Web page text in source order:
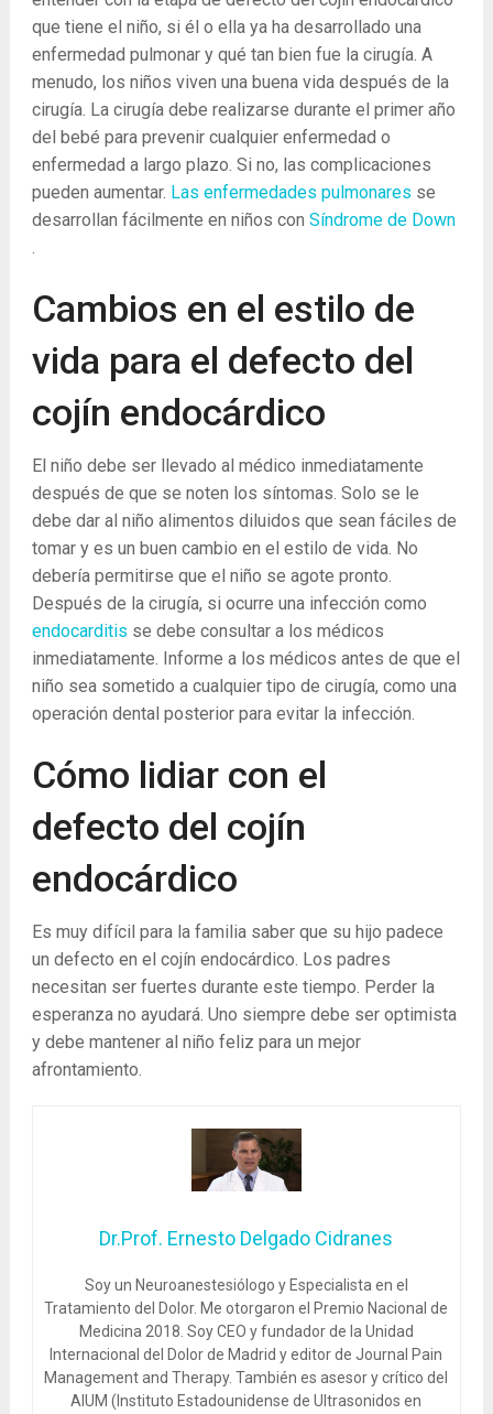
que tiene el niño, si él o ella ya ha desarrollado una
enfermedad pulmonar y qué tan bien fue la cirugía. A
menudo, los niños viven una buena vida después de la
cirugía. La cirugía debe realizarse durante el primer año
del bebé para prevenir cualquier enfermedad o
enfermedad a largo plazo. Si no, las complicaciones
pueden aumentar. Las enfermedades pulmonares se
desarrollan fácilmente en niños con Síndrome de Down
Cambios en el estilo de
vida para el defecto del
cojín endocárdico
El niño debe ser llevado al médico inmediatamente
después de que se noten los síntomas. Solo se le
debe dar al niño alimentos diluidos que sean fáciles de
tomar y es un buen cambio en el estilo de vida. No
debería permitirse que el niño se agote pronto.
Después de la cirugía, si ocurre una infección como
endocarditis se debe consultar a los médicos
inmediatamente. Informe a los médicos antes de que el
niño sea sometido a cualquier tipo de cirugía, como una
operación dental posterior para evitar la infección.
Cómo lidiar con el
defecto del cojín
endocárdico
Es muy difícil para la familia saber que su hijo padece
un defecto en el cojín endocárdico. Los padres
necesitan ser fuertes durante este tiempo. Perder la
esperanza no ayudará. Uno siempre debe ser optimista
y debe mantener al niño feliz para un mejor
afrontamiento.
Dr.Prof. Ernesto Delgado Cidranes
Soy un Neuroanestesiólogo y Especialista en el
Tratamiento del Dolor. Me otorgaron el Premio Nacional de
Medicina 2018. Soy CEO y fundador de la Unidad
Internacional del Dolor de Madrid y editor de Journal Pain
Management and Therapy. También es asesor y crítico del
AIUM (Instituto Estadounidense de Ultrasonidos en